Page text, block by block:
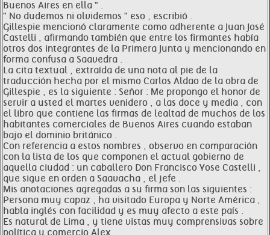
Buenos Aires en ella " .
" No dudemos ni olvidemos " eso , escribió .
Gillespie mencionó claramente como adherente a Juan José
Castelli , afirmando también que entre los firmantes había
otros dos integrantes de la Primera Junta y mencionando en
forma confusa a Saavedra .
La cita textual , extraída de una nota al pie de la
traducción hecha por el mismo Carlos Aldao de la obra de
Gillespie , es la siguiente : Señor : Me propongo el honor de
servir a usted el martes venidero , a las doce y media , con
el libro que contiene las firmas de lealtad de muchos de los
habitantes comerciales de Buenos Aires cuando estaban
bajo el dominio británico .
Con referencia a estos nombres , observo en comparación
con la lista de los que componen el actual gobierno de
aquella ciudad : un caballero Don Francisco Yose Castelli ,
que sigue en orden a Saavacha , el jefe .
Mis anotaciones agregadas a su firma son las siguientes :
Persona muy capaz , ha visitado Europa y Norte América ,
habla inglés con facilidad y es muy afecto a este país .
Es natural de Lima , y tiene vistas muy comprensivas sobre
política y comercio Alex .